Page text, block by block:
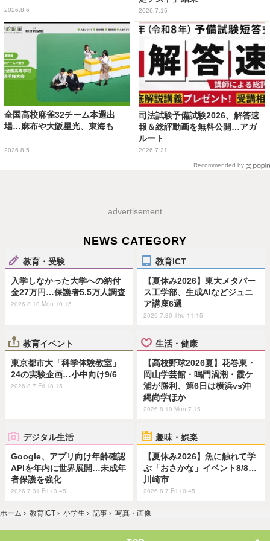
2026.8.6 2026.7.16
全国高校麻雀32チーム本選出
場…麻布や大阪星光、東海も
2026.8.5
司法試験予備試験2026、解答速
報＆総評動画を無料公開…アガ
ルート
2026.7.21
Recommended by
advertisement
NEWS CATEGORY
教育・受験
入学しなかった大学への納付
金27万円…保護者5.5万人調査
2026.8.10 Mon 10:15
教育ICT
【夏休み2026】東大メタバー
ス工学部、生成AIなどジュニ
ア講座6選
2026.7.30 Thu 11:15
教育イベント
東京都市大「科学体験教室」
24の実験企画…小中向け9/6
2026.8.7 Fri 18:15
生活・健康
【高校野球2026夏】花巻東・
岡山学芸館・鳴門渦潮・霞ケ
浦が勝利、第6日は横浜vs沖
縄尚学ほか
2026.8.10 Mon 7:15
デジタル生活
Google、アプリ向け年齢確認
APIを年内に世界展開…未成年
者保護を強化
2026.7.31 Fri 13:45
趣味・娯楽
【夏休み2026】魚に触れて学
ぶ「おさかな」イベント8/8…
川崎市
2026.8.7 Fri 10:45
ホーム › 教育ICT › 小学生 › 記事 › 写真・画像